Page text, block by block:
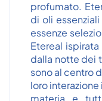
profumato.
di oli
essenze
Etereal
dalla notte dei
sono al centro
loro
materia e